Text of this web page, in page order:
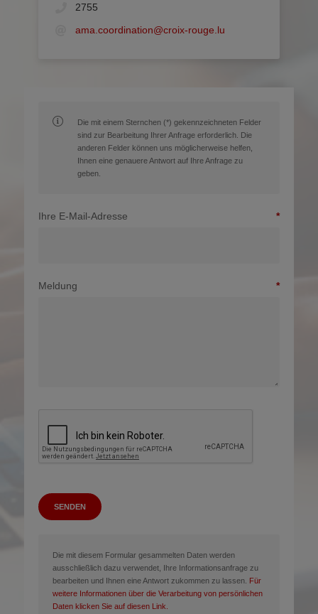
2755
ama.coordination@croix-rouge.lu
Die mit einem Sternchen (*) gekennzeichneten Felder
sind zur Bearbeitung Ihrer Anfrage erforderlich. Die
anderen Felder können uns möglicherweise helfen,
Ihnen eine genauere Antwort auf Ihre Anfrage zu
geben.
Ihre E-Mail-Adresse
Meldung
SENDEN
Die mit diesem Formular gesammelten Daten werden
ausschließlich dazu verwendet, Ihre Informationsanfrage zu
bearbeiten und Ihnen eine Antwort zukommen zu lassen.
Für
weitere Informationen über die Verarbeitung von persönlichen
Daten klicken Sie auf diesen Link.